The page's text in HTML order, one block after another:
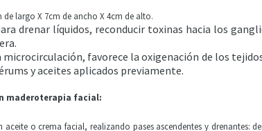
de largo X 7cm de ancho X 4cm de alto.
drenar líquidos, reconducir toxinas hacia los
favorece la oxigenación de los
y aceites aplicados previamente.
maderoterapia facial:
aceite o crema facial, realizando pases ascendentes y